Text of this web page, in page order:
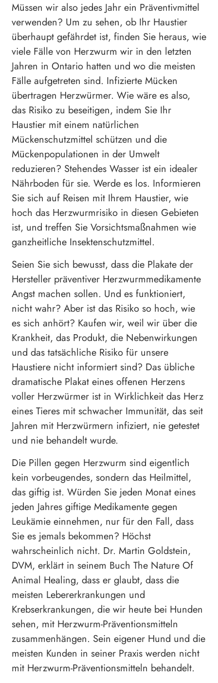
Müssen wir also jedes Jahr ein Präventivmittel
verwenden? Um zu sehen, ob Ihr Haustier
überhaupt gefährdet ist, finden Sie heraus, wie
viele Fälle von Herzwurm wir in den letzten
Jahren in Ontario hatten und wo die meisten
Fälle aufgetreten sind. Infizierte Mücken
übertragen Herzwürmer. Wie wäre es also,
das Risiko zu beseitigen, indem Sie Ihr
Haustier mit einem natürlichen
Mückenschutzmittel schützen und die
Mückenpopulationen in der Umwelt
reduzieren? Stehendes Wasser ist ein idealer
Nährboden für sie. Werde es los. Informieren
Sie sich auf Reisen mit Ihrem Haustier, wie
hoch das Herzwurmrisiko in diesen Gebieten
ist, und treffen Sie Vorsichtsmaßnahmen wie
ganzheitliche Insektenschutzmittel.
Seien Sie sich bewusst, dass die Plakate der
Hersteller präventiver Herzwurmmedikamente
Angst machen sollen. Und es funktioniert,
nicht wahr? Aber ist das Risiko so hoch, wie
es sich anhört? Kaufen wir, weil wir über die
Krankheit, das Produkt, die Nebenwirkungen
und das tatsächliche Risiko für unsere
Haustiere nicht informiert sind? Das übliche
dramatische Plakat eines offenen Herzens
voller Herzwürmer ist in Wirklichkeit das Herz
eines Tieres mit schwacher Immunität, das seit
Jahren mit Herzwürmern infiziert, nie getestet
und nie behandelt wurde.
Die Pillen gegen Herzwurm sind eigentlich
kein vorbeugendes, sondern das Heilmittel,
das giftig ist. Würden Sie jeden Monat eines
jeden Jahres giftige Medikamente gegen
Leukämie einnehmen, nur für den Fall, dass
Sie es jemals bekommen? Höchst
wahrscheinlich nicht. Dr. Martin Goldstein,
DVM, erklärt in seinem Buch The Nature Of
Animal Healing, dass er glaubt, dass die
meisten Lebererkrankungen und
Krebserkrankungen, die wir heute bei Hunden
sehen, mit Herzwurm-Präventionsmitteln
zusammenhängen. Sein eigener Hund und die
meisten Kunden in seiner Praxis werden nicht
mit Herzwurm-Präventionsmitteln behandelt.